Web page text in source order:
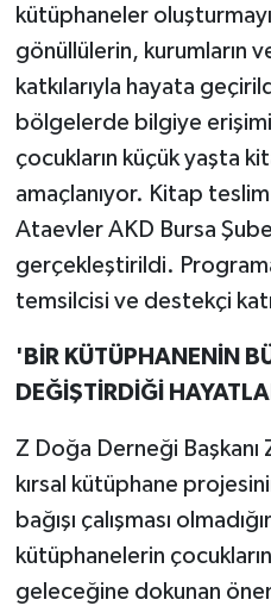
kütüphaneler
gönüllülerin, kurumların
katkılarıyla hayata
bölgelerde bilgiye
çocukların küçük yaşta
amaçlanıyor. Kitap
Ataevler AKD Bursa
gerçekleştirildi.
temsilcisi ve destekçi
'BİR KÜTÜPHANENİN
DEĞİŞTİRDİĞİ
Z Doğa Derneği
kırsal kütüphane
bağışı çalışması
kütüphanelerin
geleceğine dokunan